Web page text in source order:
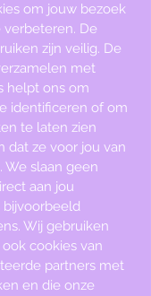
om jouw bezoek
De
zijn veilig. De
met
helpt ons om
identificeren of om
te laten zien
dat ze voor jou van
We slaan geen
aan jou
bijvoorbeeld
Wij gebruiken
cookies van
partners met
en die onze